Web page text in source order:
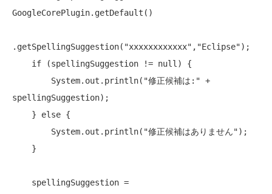
GoogleCorePlugin.getDefault()
.getSpellingSuggestion( "xxxxxxxxxxxx" , "Eclipse");
if (spellingSuggestion != null) {
        System.out.println(
"修正候補は:" +
spellingSuggestion);
    }
else {
        System.out.println(
"修正候補はありません");